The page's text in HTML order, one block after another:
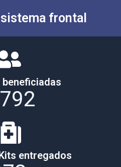
frontal
beneficiadas
entregados